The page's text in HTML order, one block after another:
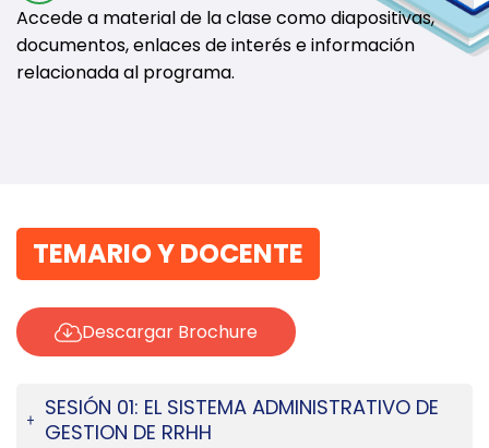
Accede a material de la clase como diapositivas,
documentos, enlaces de interés e información
relacionada al programa.
TEMARIO Y DOCENTE
Descargar Brochure
SESIÓN 01: EL SISTEMA ADMINISTRATIVO DE
GESTION DE RRHH